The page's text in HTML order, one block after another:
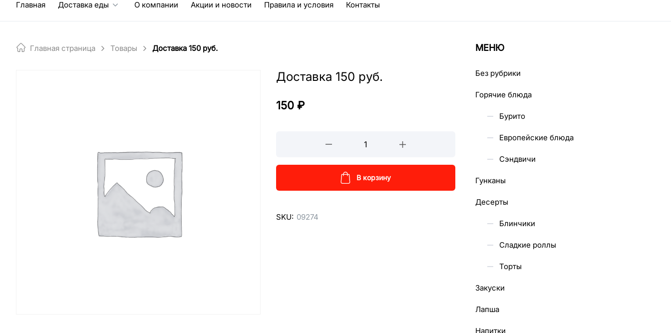
Главная Доставка еды О компании Акции и новости Правила и условия Контакты
Главная страница Товары Доставка 150 руб.
Доставка 150 руб.
150 ₽
руб.
во
В корзину
SKU: 09274
МЕНЮ
Без рубрики
Горячие блюда
Бурито
Европейские блюда
Сэндвичи
Гунканы
Десерты
Блинчики
Сладкие роллы
Торты
Закуски
Лапша
Напитки